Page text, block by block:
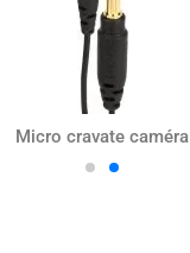
Micro cravate caméra